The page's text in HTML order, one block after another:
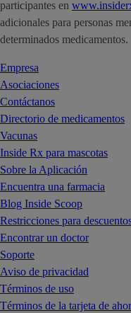
participantes en
adicionales para personas
determinados medicamentos.
Empresa
Asociaciones
Contáctanos
Directorio de medicamentos
Vacunas
Inside Rx para mascotas
Sobre la Aplicación
Encuentra una farmacia
Blog Inside Scoop
Restricciones para
Encontrar un doctor
Soporte
Aviso de privacidad
Términos de uso
Términos de la tarjeta de